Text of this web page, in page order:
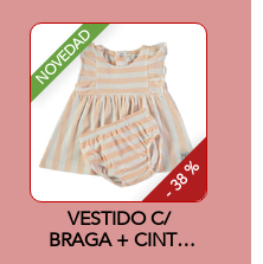
NOVEDAD
- 38 %
VESTIDO C/
BRAGA + CINTA